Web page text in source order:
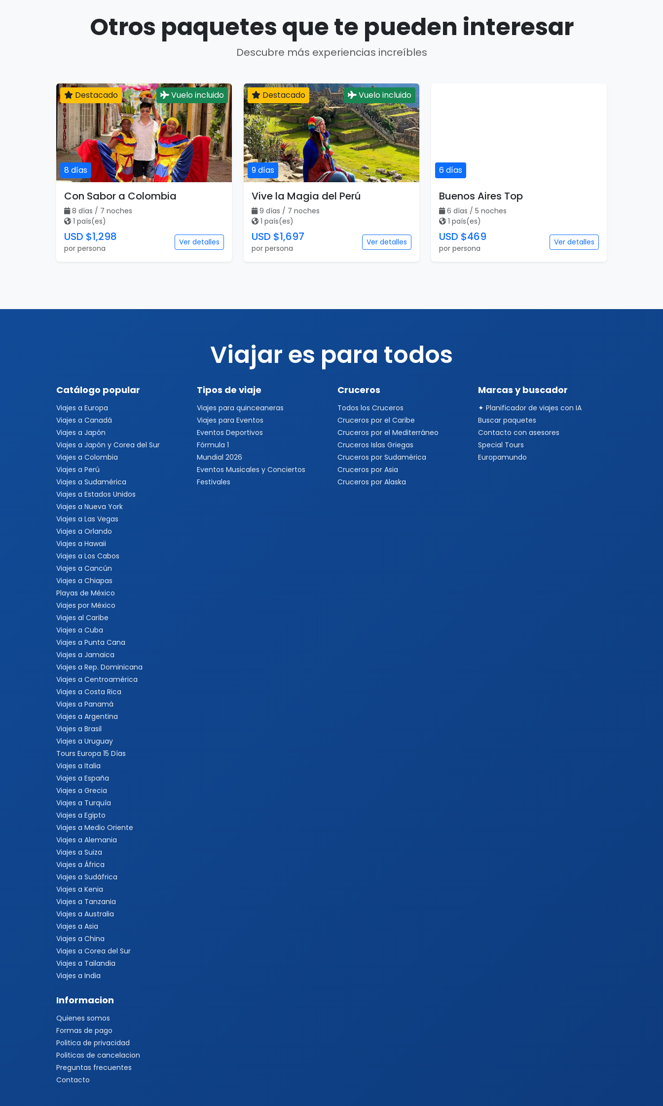
Otros paquetes que te pueden interesar
Descubre más experiencias increíbles
8 días
Destacado Vuelo incluido
Con Sabor a Colombia
8 días / 7 noches
1 país(es)
USD $1,298
por persona
Ver detalles
9 días
Destacado Vuelo incluido
Vive la Magia del Perú
9 días / 7 noches
1 país(es)
USD $1,697
por persona
Ver detalles
6 días
Buenos Aires Top
6 días / 5 noches
1 país(es)
USD $469
por persona
Ver detalles
Viajar es para todos
Catálogo popular
Viajes a Europa
Viajes a Canadá
Viajes a Japón
Viajes a Japón y Corea del Sur
Viajes a Colombia
Viajes a Perú
Viajes a Sudamérica
Viajes a Estados Unidos
Viajes a Nueva York
Viajes a Las Vegas
Viajes a Orlando
Viajes a Hawaii
Viajes a Los Cabos
Viajes a Cancún
Viajes a Chiapas
Playas de México
Viajes por México
Viajes al Caribe
Viajes a Cuba
Viajes a Punta Cana
Viajes a Jamaica
Viajes a Rep. Dominicana
Viajes a Centroamérica
Viajes a Costa Rica
Viajes a Panamá
Viajes a Argentina
Viajes a Brasil
Viajes a Uruguay
Tours Europa 15 Días
Viajes a Italia
Viajes a España
Viajes a Grecia
Viajes a Turquía
Viajes a Egipto
Viajes a Medio Oriente
Viajes a Alemania
Viajes a Suiza
Viajes a África
Viajes a Sudáfrica
Viajes a Kenia
Viajes a Tanzania
Viajes a Australia
Viajes a Asia
Viajes a China
Viajes a Corea del Sur
Viajes a Tailandia
Viajes a India
Tipos de viaje
Viajes para quinceaneras
Viajes para Eventos
Eventos Deportivos
Fórmula 1
Mundial 2026
Eventos Musicales y Conciertos
Festivales
Cruceros
Todos los Cruceros
Cruceros por el Caribe
Cruceros por el Mediterráneo
Cruceros Islas Griegas
Cruceros por Sudamérica
Cruceros por Asia
Cruceros por Alaska
Marcas y buscador
✦ Planificador de viajes con IA
Buscar paquetes
Contacto con asesores
Special Tours
Europamundo
Informacion
Quienes somos
Formas de pago
Politica de privacidad
Politicas de cancelacion
Preguntas frecuentes
Contacto